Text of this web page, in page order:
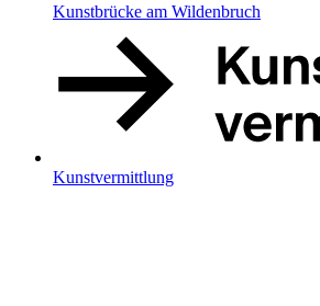
Kunstbrücke am Wildenbruch
Kunstvermittlung